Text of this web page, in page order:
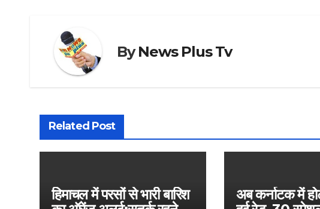
ByNews Plus Tv
Related Post
हिमाचल में परसों से भारी बारिश
अब कर्नाटक में